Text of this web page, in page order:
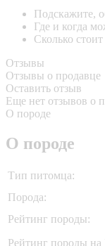
Подскажите,
Где и когда
Сколько
Отзывы
Отзывы о продавце
Оставить отзыв
Еще нет отзывов о
О породе
О породе
Тип питомца:
Порода:
Рейтинг породы:
Рейтинг породы на